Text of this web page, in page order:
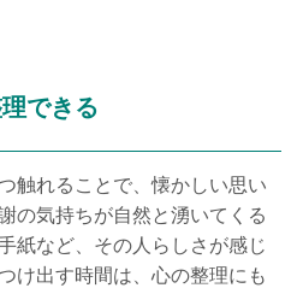
できる
触れることで、懐かしい思い
の気持ちが自然と湧いてくる
紙など、その人らしさが感じ
け出す時間は、心の整理にも